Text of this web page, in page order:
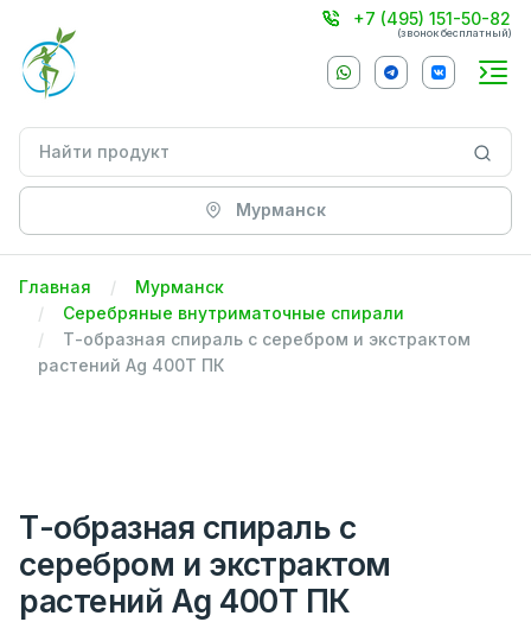
+7 (495) 151-50-82
(звонок бесплатный)
Мурманск
Главная
Мурманск
Серебряные внутриматочные спирали
Т-образная спираль с серебром и экстрактом
растений Ag 400T ПК
Т-образная спираль с
серебром и экстрактом
растений Ag 400T ПК